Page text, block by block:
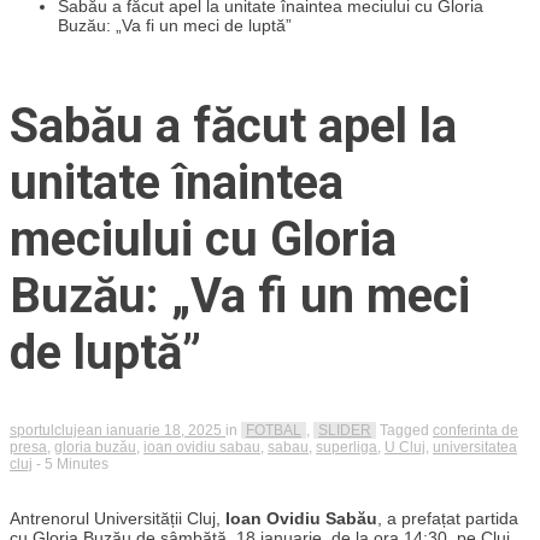
Sabău a făcut apel la unitate înaintea meciului cu Gloria
Buzău: „Va fi un meci de luptă”
Sabău a făcut apel la
unitate înaintea
meciului cu Gloria
Buzău: „Va fi un meci
de luptă”
sportulclujean ianuarie 18, 2025 in FOTBAL SLIDER Tagged conferinta de
presa gloria buzău ioan ovidiu sabau sabau superliga U Cluj universitatea
cluj - 5 Minutes
Antrenorul Universității Cluj, Ioan Ovidiu Sabău , a prefațat partida